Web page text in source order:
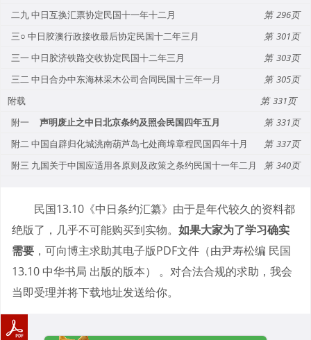
二九 中日互换汇票协定民国十一年十二月
296
三○ 中日胶澳行政接收最后协定民国十二年三月
301
三一 中日胶济铁路交收协定民国十二年三月
303
三二 中日合办中东海林采木公司合同民国十三年一月
305
附载
331
附一
声明废止之中日北京条约及照会民国四年五月
331
附二 中国自辟归化城洮南葫芦岛七处商埠章程民国四年十月
337
附三 九国关于中国应适用各原则及政策之条约民国十一年二月
340
民国13.10《中日条约汇纂》由于是年代较久的资料都
绝版了，几乎不可能购买到实物。 如果大家为了学习确实
需要 ，可向博主求助其电子版PDF文件（由尹寿松编 民国
13.10 中华书局 出版的版本） 。对合法合规的求助，我会
当即受理并将下载地址发送给你。